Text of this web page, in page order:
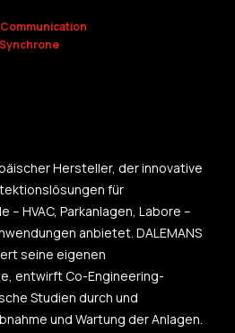
Communication
Hersteller, der innovative
für
HVAC, Parkanlagen, Labore –
anbietet. DALEMANS
seine eigenen
entwirft Co-Engineering-
Studien durch und
und Wartung der Anlagen.